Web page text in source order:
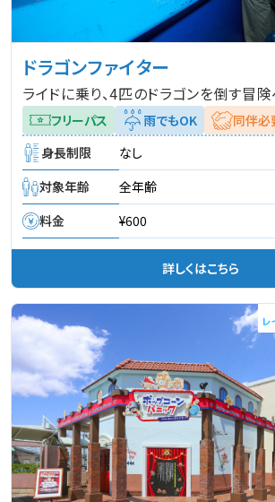
ドラゴンファイター
ライドに乗り、4匹のドラゴンを倒す冒険
フリーパス 雨でもOK
同伴必
身長制限
なし
対象年齢
全年齢
料金
¥600
詳しくはこちら